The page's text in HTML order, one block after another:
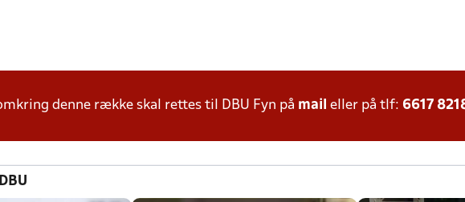
denne række skal rettes til DBU Fyn på mail eller på tlf: 6617